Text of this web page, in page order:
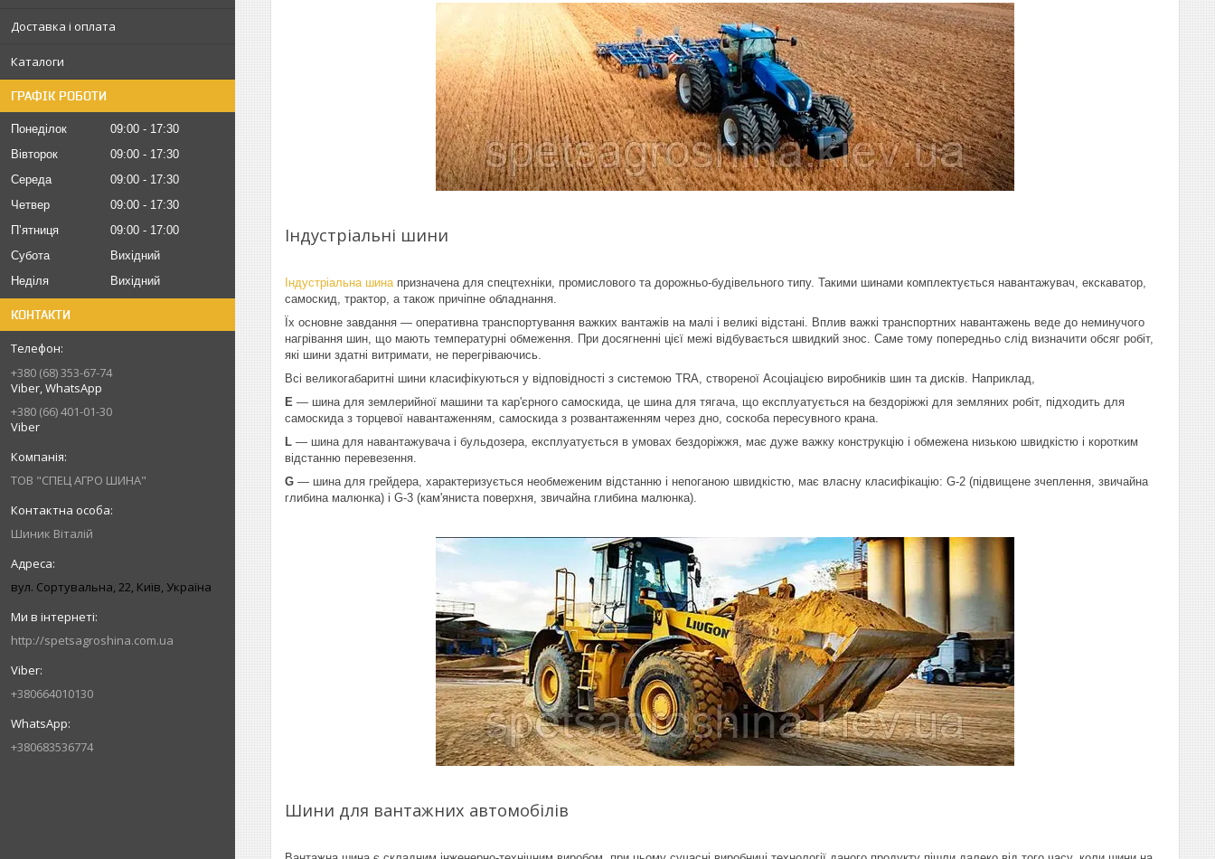
Доставка і оплата
Каталоги
ГРАФІК РОБОТИ
Понеділок 09:00
17:30
Вівторок
09:00
17:30
Середа
09:00
17:30
Четвер
09:00
17:30
Пʼятниця
09:00
17:00
Субота
Вихідний
Неділя
Вихідний
КОНТАКТИ
+380 (68) 353-67-74
Viber, WhatsApp
+380 (66) 401-01-30
Viber
ТОВ "СПЕЦ АГРО ШИНА"
Шиник Віталій
вул. Сортувальна, 22, Київ, Україна
http://spetsagroshina.com.ua
+380664010130
+380683536774
Індустріальні шини
Індустріальна шина призначена для спецтехніки, промислового та дорожньо-будівельного типу. Такими шинами комплектується навантажувач, екскаватор,
самоскид, трактор, а також причіпне обладнання.
Їх основне завдання — оперативна транспортування важких вантажів на малі і великі відстані. Вплив важкі транспортних навантажень веде до неминучого
нагрівання шин, що мають температурні обмеження. При досягненні цієї межі відбувається швидкий знос. Саме тому попередньо слід визначити обсяг робіт,
які шини здатні витримати, не перегріваючись.
Всі великогабаритні шини класифікуються у відповідності з системою TRA, створеної Асоціацією виробників шин та дисків. Наприклад,
Е — шина для землерийної машини та кар'єрного самоскида, це шина для тягача, що експлуатується на бездоріжжі для земляних робіт, підходить для
самоскида з торцевої навантаженням, самоскида з розвантаженням через дно, соскоба пересувного крана.
L — шина для навантажувача і бульдозера, експлуатується в умовах бездоріжжя, має дуже важку конструкцію і обмежена низькою швидкістю і коротким
відстанню перевезення.
G — шина для грейдера, характеризується необмеженим відстанню і непоганою швидкістю, має власну класифікацію: G-2 (підвищене зчеплення, звичайна
глибина малюнка) і G-3 (кам'яниста поверхня, звичайна глибина малюнка).
Шини для вантажних автомобілів